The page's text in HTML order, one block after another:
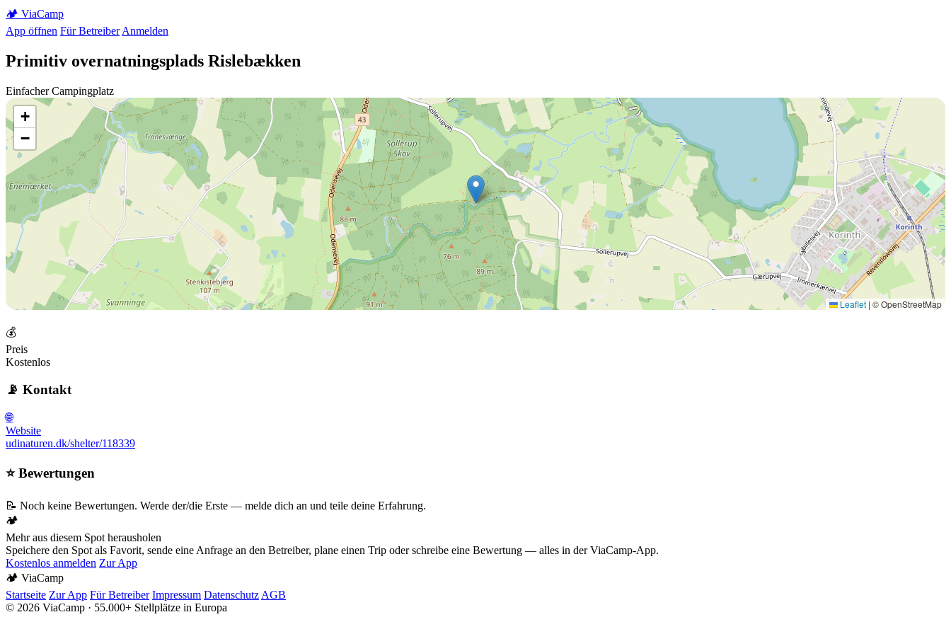
🏕️ ViaCamp
App öffnen Für Betreiber Anmelden
Primitiv overnatningsplads Rislebækken
Einfacher Campingplatz
+
−
Leaflet | © OpenStreetMap
💰
Preis
Kostenlos
📡 Kontakt
🌐
Website
udinaturen.dk/shelter/118339
⭐ Bewertungen
📝 Noch keine Bewertungen. Werde der/die Erste — melde dich an und teile deine Erfahrung.
🏕️
Mehr aus diesem Spot herausholen
Speichere den Spot als Favorit, sende eine Anfrage an den Betreiber, plane einen Trip oder schreibe eine Bewertung — alles in der ViaCamp-App.
Kostenlos anmelden Zur App
🏕️ ViaCamp
Startseite Zur App Für Betreiber Impressum Datenschutz AGB
© 2026 ViaCamp · 55.000+ Stellplätze in Europa